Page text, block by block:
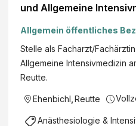
und Allgemeine
Allgemein öffentliches
Stelle als Facharzt/
Allgemeine Intensivmedizin
Reutte.
Ehenbichl Reutte
Anästhesiologie &